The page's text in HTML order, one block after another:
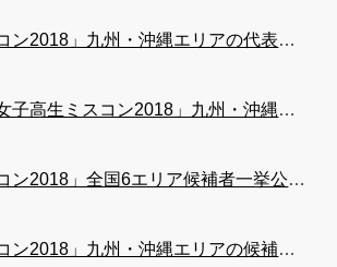
「女子高生ミスコン2018」九州・沖縄エリアの代表者が決定
【中間速報】「女子高生ミスコン2018」九州・沖縄エリア、暫定1位～12位
「女子高生ミスコン2018」全国6エリア候補者一挙公開 投票スタート
「女子高生ミスコン2018」九州・沖縄エリアの候補者公開